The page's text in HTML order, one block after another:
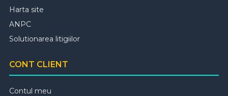
Harta site
ANPC
Solutionarea litigiilor
CONT CLIENT
Contul meu